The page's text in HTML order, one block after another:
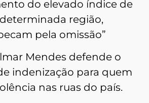
do elevado índice de
região,
pela omissão”
Mendes defende o
indenização para quem
nas ruas do país.